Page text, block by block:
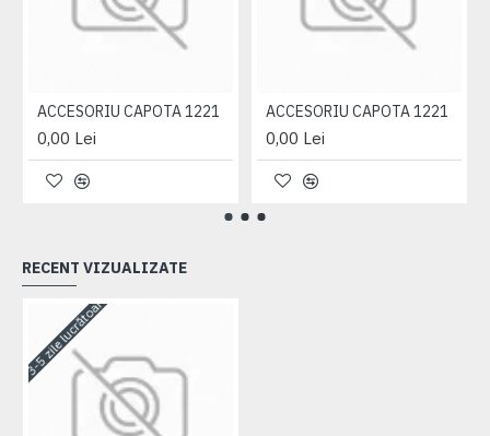
ACCESORIU CAPOTA 1221
0,00 Lei
ACCESORIU CAPOTA 1221
0,00 Lei
RECENT VIZUALIZATE
3-5 zile lucrătoare